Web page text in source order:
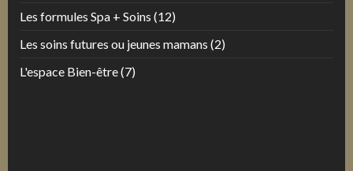
Les formules Spa + Soins (12)
Les soins futures ou jeunes mamans (2)
L'espace Bien-être(7)